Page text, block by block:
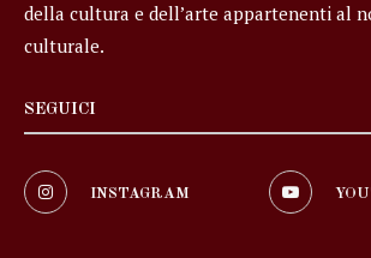
della cultura e dell’arte appartenenti al
culturale.
SEGUICI
INSTAGRAM